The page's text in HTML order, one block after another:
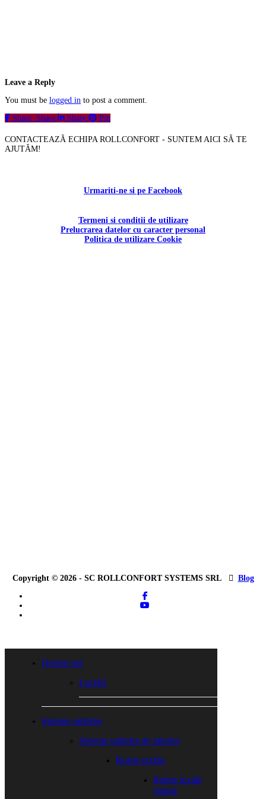
Leave a Reply
You must be logged in to post a comment.
Share Share Share Pin
CONTACTEAZĂ ECHIPA ROLLCONFORT - SUNTEM AICI SĂ TE
AJUTĂM!
Urmariti-ne si pe Facebook
Termeni si conditii de utilizare
Prelucrarea datelor cu caracter personal
Politica de utilizare Cookie
Copyright © 2026 - SC ROLLCONFORT SYSTEMS SRL
Blog
facebook
youtube
Despre noi
Lucrări
Sisteme umbrire
Sisteme umbrire de interior
Rolete textile
Rolete textile
simple